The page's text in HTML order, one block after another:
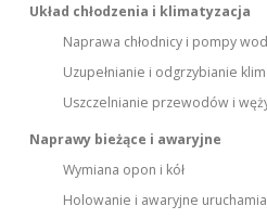
Układ chłodzenia i klimatyzacja
Naprawa chłodnicy i pompy
Uzupełnianie i odgrzybianie
Uszczelnianie przewodów i
Naprawy bieżące i awaryjne
Wymiana opon i kół
Holowanie i awaryjne